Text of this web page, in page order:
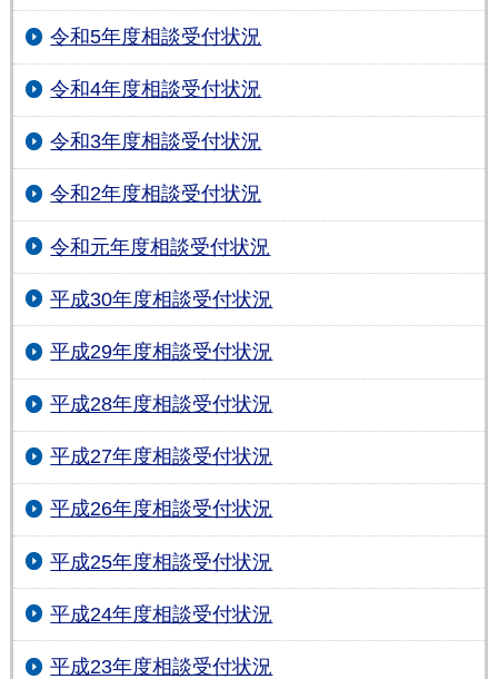
令和5年度相談受付状況
令和4年度相談受付状況
令和3年度相談受付状況
令和2年度相談受付状況
令和元年度相談受付状況
平成30年度相談受付状況
平成29年度相談受付状況
平成28年度相談受付状況
平成27年度相談受付状況
平成26年度相談受付状況
平成25年度相談受付状況
平成24年度相談受付状況
平成23年度相談受付状況